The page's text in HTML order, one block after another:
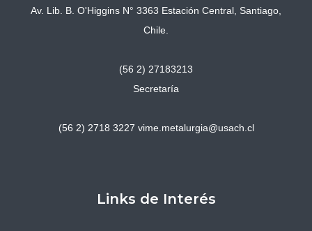
Av. Lib. B. O'Higgins N° 3363 Estación Central, Santiago,
Chile.
(56 2) 27183213
Secretaría
(56 2) 2718 3227 vime.metalurgia@usach.cl
Links de Interés